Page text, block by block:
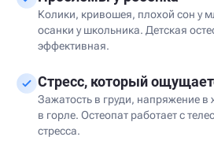
Колики, кривошея, плохой сон у
осанки у школьника. Детская
эффективная.
Стресс, который
Зажатость в груди, напряжение
в горле. Остеопат работает с
стресса.